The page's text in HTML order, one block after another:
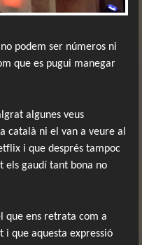
podem ser números ni
que es pugui manegar
algunes veus
català ni el van a veure al
i que després tampoc
els gaudí tant bona no
que ens retrata com a
que aquesta expressió